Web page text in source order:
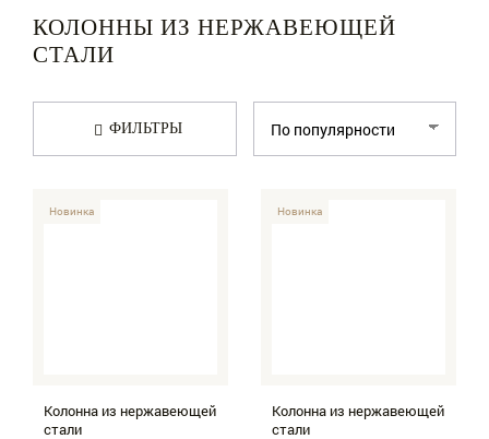
КОЛОННЫ ИЗ НЕРЖАВЕЮЩЕЙ
СТАЛИ
ФИЛЬТРЫ
-30%
Новинка
Колонна из нержавеющей
стали
-30%
Новинка
Колонна из нержавеющей
стали
Каталог